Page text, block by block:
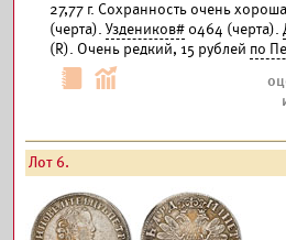
27,77 г. Сохранность очень
(черта). Уздеников# 0464 (черта).
(R). Очень редкий, 15 рублей по
Лот 6.